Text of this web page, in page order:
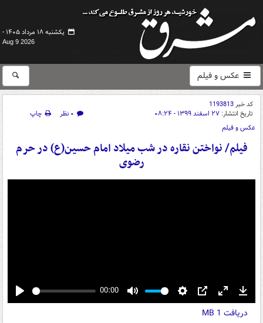
یکشنبه ۱۸ مرداد ۱۴۰۵ -
Aug 9 2026
عکس و فیلم
کد خبر1193813
تاریخ انتشار: ۲۷ اسفند ۱۳۹۹ - ۰۸:۲۴ ۰ نظر
چاپ
عکس و فیلم
فیلم/ نواختن نقاره در شب میلاد امام حسین(ع) در حرم
رضوی
Play
00:00
Mute Settings
PIP Enter
fullscreen
دریافت 1 MB